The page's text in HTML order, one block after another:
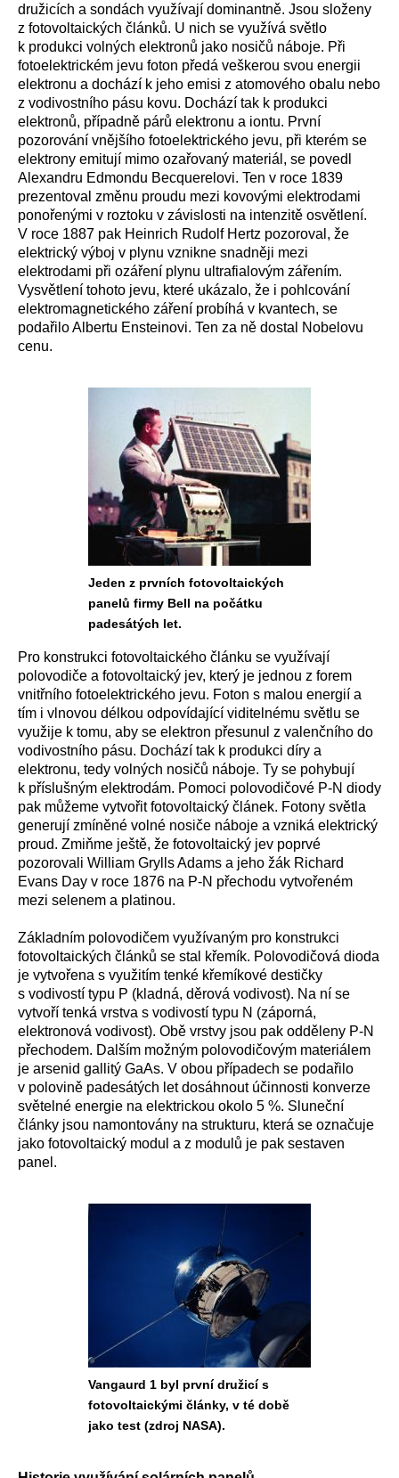
družicích a sondách využívají dominantně. Jsou složeny
z fotovoltaických článků. U nich se využívá světlo
k produkci volných elektronů jako nosičů náboje. Při
fotoelektrickém jevu foton předá veškerou svou energii
elektronu a dochází k jeho emisi z atomového obalu nebo
z vodivostního pásu kovu. Dochází tak k produkci
elektronů, případně párů elektronu a iontu. První
pozorování vnějšího fotoelektrického jevu, při kterém se
elektrony emitují mimo ozařovaný materiál, se povedl
Alexandru Edmondu Becquerelovi. Ten v roce 1839
prezentoval změnu proudu mezi kovovými elektrodami
ponořenými v roztoku v závislosti na intenzitě osvětlení.
V roce 1887 pak Heinrich Rudolf Hertz pozoroval, že
elektrický výboj v plynu vznikne snadněji mezi
elektrodami při ozáření plynu ultrafialovým zářením.
Vysvětlení tohoto jevu, které ukázalo, že i pohlcování
elektromagnetického záření probíhá v kvantech, se
podařilo Albertu Ensteinovi. Ten za ně dostal Nobelovu
cenu.
Jeden z prvních fotovoltaických
panelů firmy Bell na počátku
padesátých let.
Pro konstrukci fotovoltaického článku se využívají
polovodiče a fotovoltaický jev, který je jednou z forem
vnitřního fotoelektrického jevu. Foton s malou energií a
tím i vlnovou délkou odpovídající viditelnému světlu se
využije k tomu, aby se elektron přesunul z valenčního do
vodivostního pásu. Dochází tak k produkci díry a
elektronu, tedy volných nosičů náboje. Ty se pohybují
k příslušným elektrodám. Pomoci polovodičové P-N diody
pak můžeme vytvořit fotovoltaický článek. Fotony světla
generují zmíněné volné nosiče náboje a vzniká elektrický
proud. Zmiňme ještě, že fotovoltaický jev poprvé
pozorovali William Grylls Adams a jeho žák Richard
Evans Day v roce 1876 na P-N přechodu vytvořeném
mezi selenem a platinou.
Základním polovodičem využívaným pro konstrukci
fotovoltaických článků se stal křemík. Polovodičová dioda
je vytvořena s využitím tenké křemíkové destičky
s vodivostí typu P (kladná, děrová vodivost). Na ní se
vytvoří tenká vrstva s vodivostí typu N (záporná,
elektronová vodivost). Obě vrstvy jsou pak odděleny P-N
přechodem. Dalším možným polovodičovým materiálem
je arsenid gallitý GaAs. V obou případech se podařilo
v polovině padesátých let dosáhnout účinnosti konverze
světelné energie na elektrickou okolo 5 %. Sluneční
články jsou namontovány na strukturu, která se označuje
jako fotovoltaický modul a z modulů je pak sestaven
panel.
Vangaurd 1 byl první družicí s
fotovoltaickými články, v té době
jako test (zdroj NASA).